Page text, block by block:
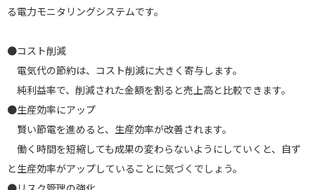
る電力モニタリングシステムです。
●コスト削減
電気代の節約は、コスト削減に大きく寄与します。
純利益率で、削減された金額を割ると売上高と比較できます。
●生産効率にアップ
賢い節電を進めると、生産効率が改善されます。
働く時間を短縮しても成果の変わらないようにしていくと、自ず
と生産効率がアップしていることに気づくでしょう。